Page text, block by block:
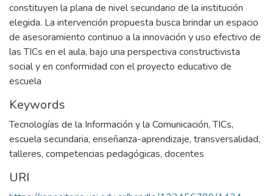
constituyen la plana de nivel secundario de la institución
elegida. La intervención propuesta busca brindar un espacio
de asesoramiento continuo a la innovación y uso efectivo de
las TICs en el aula, bajo una perspectiva constructivista
social y en conformidad con el proyecto educativo de
escuela
Keywords
Tecnologías de la Información y la Comunicación, TICs,
escuela secundaria, enseñanza-aprendizaje, transversalidad,
talleres, competencias pedagógicas, docentes
URI